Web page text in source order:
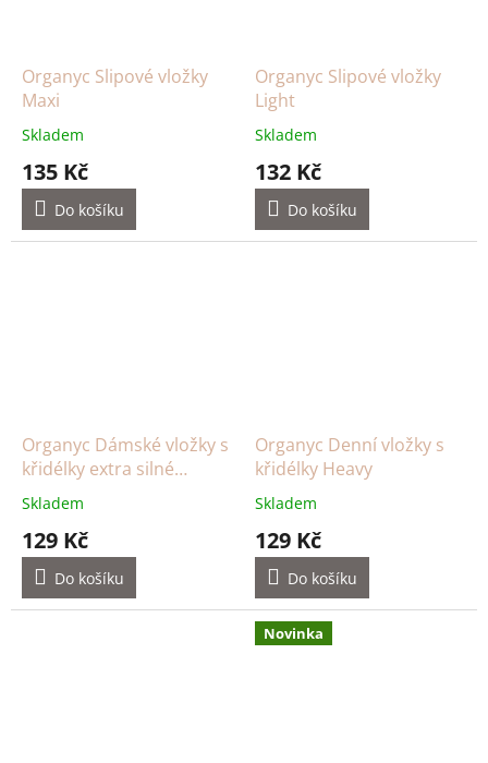
Organyc Slipové vložky
Maxi
Skladem
135 Kč
Do košíku
Organyc Slipové vložky
Light
Skladem
132 Kč
Do košíku
Organyc Dámské vložky s
křidélky extra silné
prodloužené
Skladem
129 Kč
Do košíku
Organyc Denní vložky s
křidélky Heavy
Skladem
129 Kč
Do košíku
Novinka